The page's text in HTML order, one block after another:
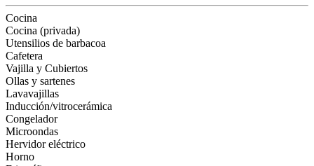
Cocina
Cocina (privada)
Utensilios de barbacoa
Cafetera
Vajilla y Cubiertos
Ollas y sartenes
Lavavajillas
Inducción/vitrocerámica
Congelador
Microondas
Hervidor eléctrico
Horno